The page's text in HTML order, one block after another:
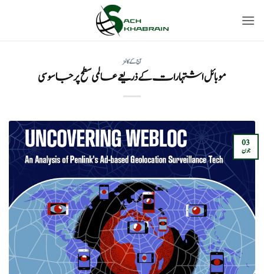
آج کے کالمز
موبائل اشتہارات کے ذریعے عالمی سطح پر جاسوسی
03
جون